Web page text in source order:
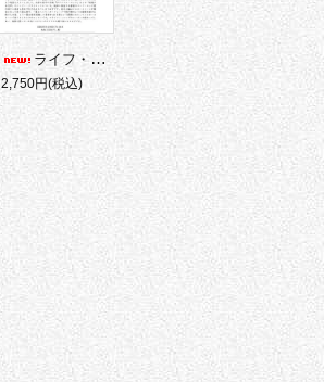
ライフ・イズ・フライフィッシング シーズン
2,750円(税込)